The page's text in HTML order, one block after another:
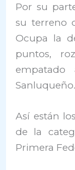
Por su
su terreno
Ocupa la
puntos,
Sanluqueño.
Así están los
de la
Primera